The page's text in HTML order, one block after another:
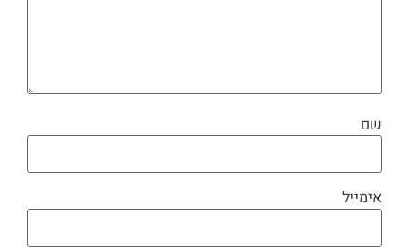
שם
אימייל